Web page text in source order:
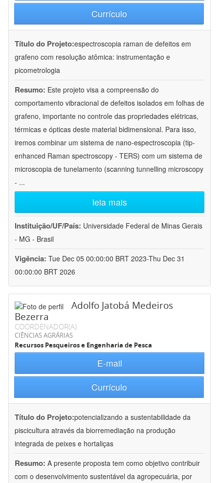
Currículo
Título do Projeto:espectroscopia raman de defeitos em
grafeno com resolução atômica: instrumentação e
picometrologia
Resumo: Este projeto visa a compreensão do
comportamento vibracional de defeitos isolados em folhas de
grafeno, importante no controle das propriedades elétricas,
térmicas e ópticas deste material bidimensional. Para isso,
iremos combinar um sistema de nano-espectroscopia (tip-
enhanced Raman spectroscopy - TERS) com um sistema de
microscopia de tunelamento (scanning tunnelling microscopy
- ...
leia mais
Instituição/UF/País: Universidade Federal de Minas Gerais
- MG - Brasil
Vigência: Tue Dec 05 00:00:00 BRT 2023-Thu Dec 31
00:00:00 BRT 2026
Adolfo Jatobá Medeiros
Bezerra
COORDENADOR(A)
CIÊNCIAS AGRÁRIAS
Recursos Pesqueiros e Engenharia de Pesca
E-mail
Currículo
Título do Projeto:potencializando a sustentabilidade da
piscicultura através da biorremediação na produção
integrada de peixes e hortaliças
Resumo: A presente proposta tem como objetivo contribuir
com o desenvolvimento sustentável da agropecuária, por